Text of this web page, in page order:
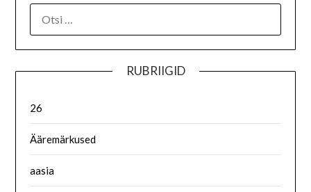
RUBRIIGID
26
Ääremärkused
aasia